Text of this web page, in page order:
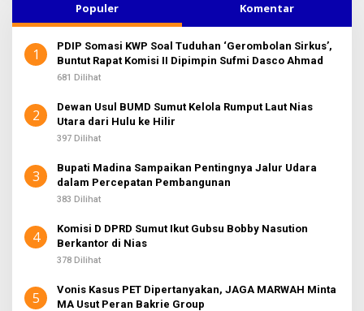
n
u
k
Populer Komentar
1
PDIP Somasi KWP Soal Tuduhan ‘Gerombolan Sirkus’,
Buntut Rapat Komisi II Dipimpin Sufmi Dasco Ahmad
681 Dilihat
2
Dewan Usul BUMD Sumut Kelola Rumput Laut Nias
Utara dari Hulu ke Hilir
397 Dilihat
3
Bupati Madina Sampaikan Pentingnya Jalur Udara
dalam Percepatan Pembangunan
383 Dilihat
4
Komisi D DPRD Sumut Ikut Gubsu Bobby Nasution
Berkantor di Nias
378 Dilihat
5
Vonis Kasus PET Dipertanyakan, JAGA MARWAH Minta
MA Usut Peran Bakrie Group